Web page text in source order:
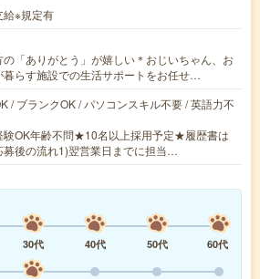
給※規定有
の「ありがとう」が嬉しい＊おじいちゃん、お
暮らす施設での生活サポートをお任せ…
/ ブランクOK / パソコンスキル不要 / 英語力不
験OK年齢不問★10名以上採用予定★履歴書は
後の流れ1)翌営業日までに担当…
30代 40代 50代
60代